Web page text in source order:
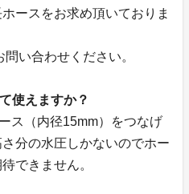
ースをお求め頂いておりま
い合わせください。
使えますか？
ス（内径15mm）をつなげ
分の水圧しかないのでホー
できません。